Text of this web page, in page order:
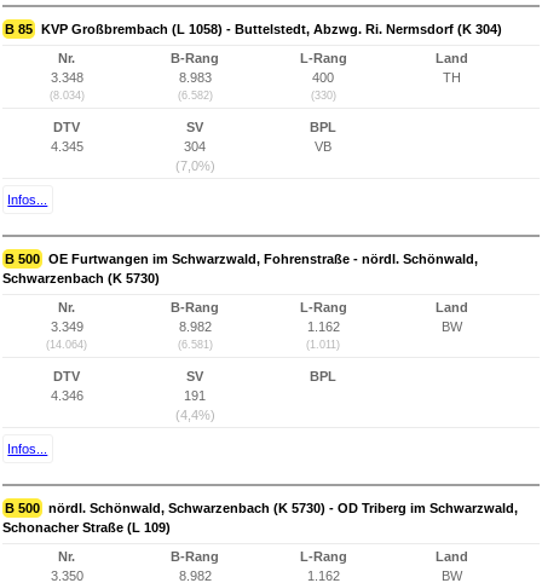
B 85 KVP Großbrembach (L 1058) - Buttelstedt, Abzwg. Ri. Nermsdorf (K 304)
Nr.
3.348
(8.034)
B-Rang
8.983
(6.582)
L-Rang
400
(330)
Land
TH
DTV
4.345
SV
304
(7,0%)
BPL
VB
Infos...
B 500 OE Furtwangen im Schwarzwald, Fohrenstraße - nördl. Schönwald,
Schwarzenbach (K 5730)
Nr.
3.349
(14.064)
B-Rang
8.982
(6.581)
L-Rang
1.162
(1.011)
Land
BW
DTV
4.346
SV
191
(4,4%)
BPL
Infos...
B 500 nördl. Schönwald, Schwarzenbach (K 5730) - OD Triberg im Schwarzwald,
Schonacher Straße (L 109)
Nr.
3.350
B-Rang
8.982
L-Rang
1.162
Land
BW